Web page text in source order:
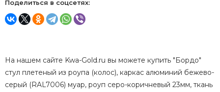
Поделиться в соцсетях:
На нашем сайте Kwa-Gold.ru вы можете купить "Бордо"
стул плетеный из роупа (колос), каркас алюминий бежево-
серый (RAL7006) муар, роуп серо-коричневый 23мм, ткань